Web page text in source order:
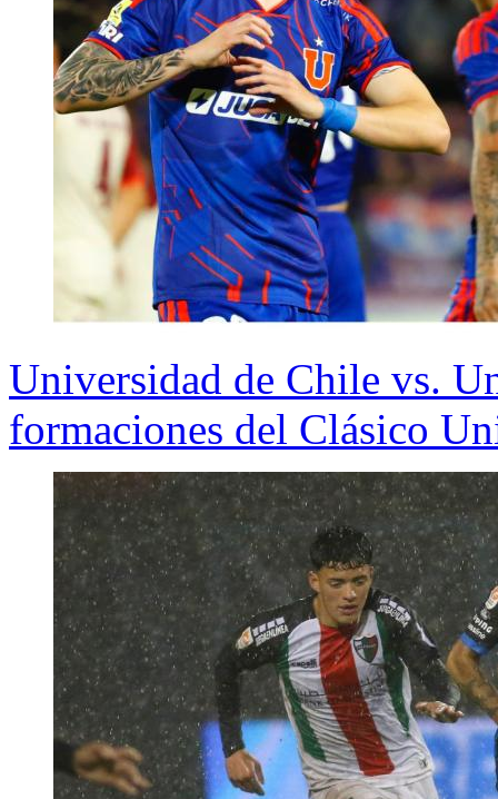
Universidad de Chile vs.
formaciones del Clásico